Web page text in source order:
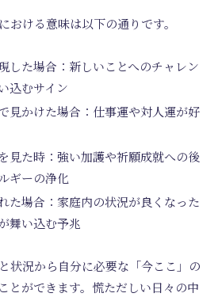
おける意味は以下の通りです。
した場合：新しいことへのチャレン
込むサイン
見かけた場合：仕事運や対人運が好
見た時：強い加護や祈願成就への後
ギーの浄化
た場合：家庭内の状況が良くなった
舞い込む予兆
状況から自分に必要な「今ここ」の
とができます。慌ただしい日々の中